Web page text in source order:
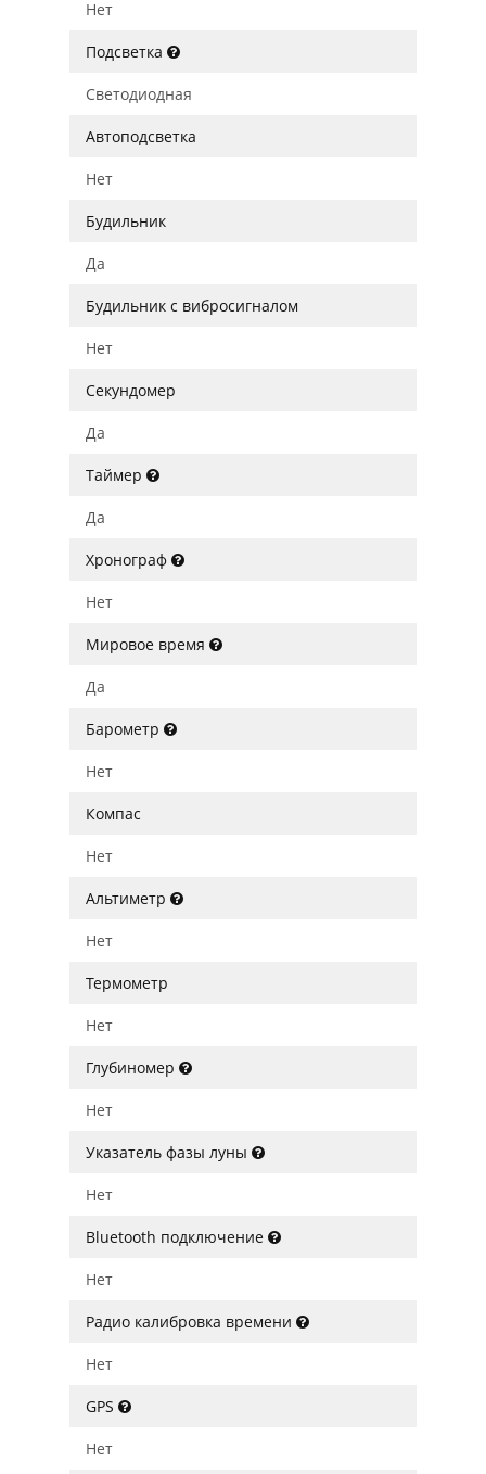
Нет
Подсветка
Светодиодная
Автоподсветка
Нет
Будильник
Да
Будильник с вибросигналом
Нет
Секундомер
Да
Таймер
Да
Хронограф
Нет
Мировое время
Да
Барометр
Нет
Компас
Нет
Альтиметр
Нет
Термометр
Нет
Глубиномер
Нет
Указатель фазы луны
Нет
Bluetooth подключение
Нет
Радио калибровка времени
Нет
GPS
Нет